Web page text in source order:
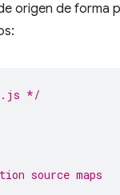
origen de
*/
source maps